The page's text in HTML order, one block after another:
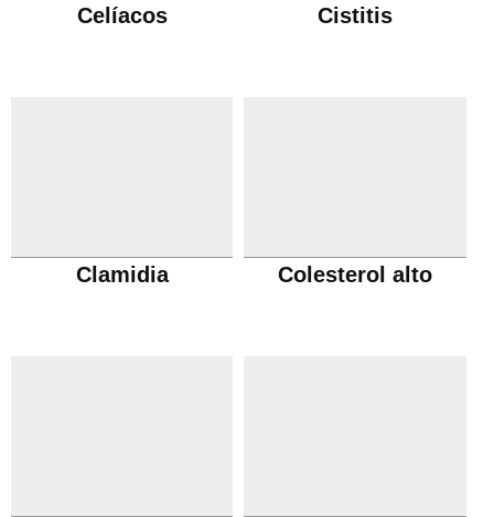
Celíacos Cistitis
Clamidia Colesterol alto